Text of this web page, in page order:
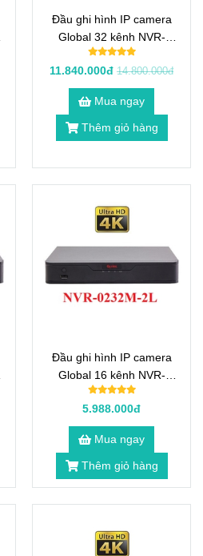
Đầu ghi hình IP camera
Global 32 kênh NVR-
0432M-2L
11.840.000đ 14.800.000đ
Mua ngay
Thêm giỏ hàng
Đầu ghi hình IP camera
Global 16 kênh NVR-
0232M-2L
5.988.000đ
Mua ngay
Thêm giỏ hàng